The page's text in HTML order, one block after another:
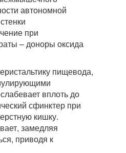
автономной
при
– доноры оксида
пищевода,
вплоть до
сфинктер при
кишку.
замедляя
приводя к